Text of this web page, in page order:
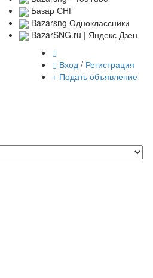
Базар СНГ
Bazarsng Одноклассники
BazarSNG.ru | Яндекс Дзен
Вход / Регистрация
Подать объявление